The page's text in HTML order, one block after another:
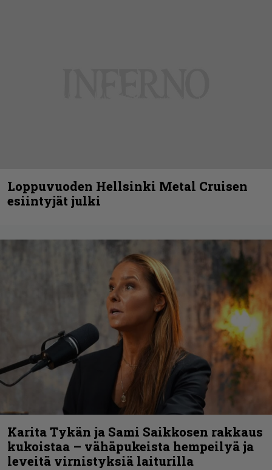
Loppuvuoden Hellsinki Metal Cruisen
esiintyjät julki
Karita Tykän ja Sami Saikkosen rakkaus
kukoistaa – vähäpukeista hempeilyä ja
leveitä virnistyksiä laiturilla